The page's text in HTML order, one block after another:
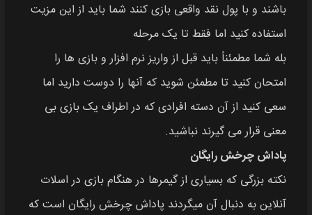
باشند و با پول نقد واقعی بازی کنند شما باید از این مزیت
استفاده کنید اما فقط تا یک مرحله
بله شما مطمئناً باید قبل از واریز نرم افزار و بازی‌ ها را
امتحان کنید تا مطمئن شوید که آنها را دوست دارید اما
سعی کنید از آن دسته افرادی که در اطراف یک بازی بی
معنی قرار می‌ گیرند نباشید.
پاداش چرخش رایگان
نکته بزرگی که بسیاری از گیمرها در هنگام بازی در اسلات
آنلاین به دنبال آن میگردند پاداش چرخش رایگان است که